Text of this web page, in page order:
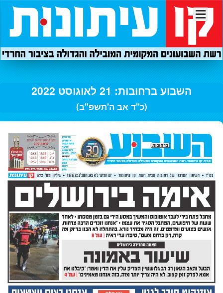
השבוע ברחובות: 21 לאוגוסט 2022
(כ"ד אב ה'תשפ"ב)